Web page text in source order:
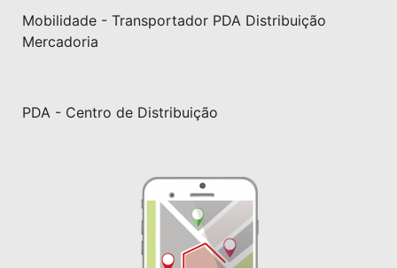
Mobilidade - Transportador PDA Distribuição
Mercadoria
PDA - Centro de Distribuição